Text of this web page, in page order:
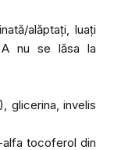
alăptați, luați
A nu se lăsa la
glicerina, invelis
tocoferol din